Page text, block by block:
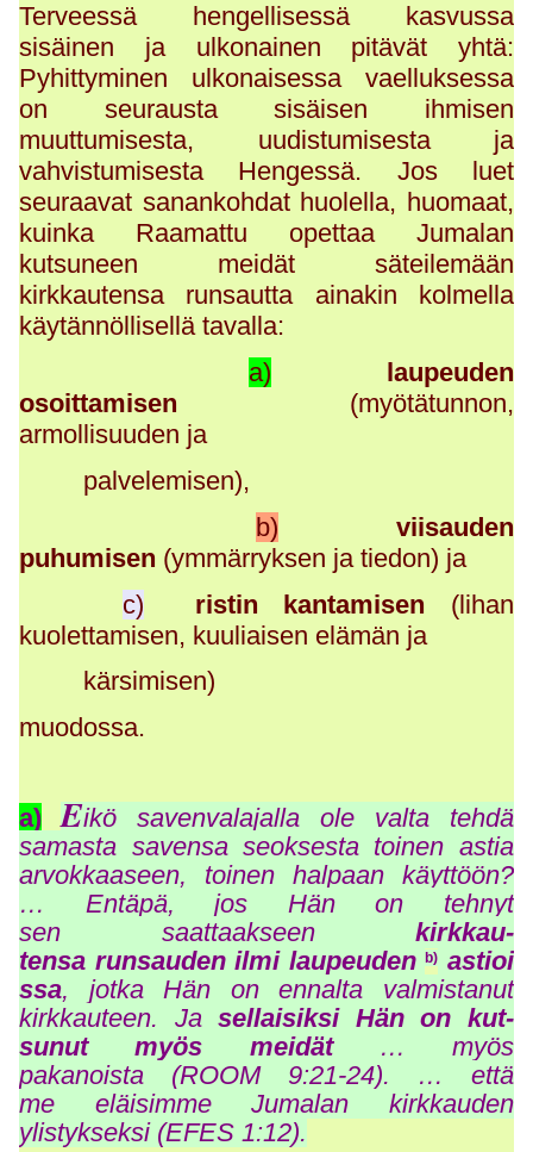
Terveessä hengellisessä kasvussa
sisäinen ja ulkonainen pitävät yhtä:
Pyhittyminen ulkonaisessa vaelluksessa
on seurausta sisäisen ihmisen
muuttumisesta, uudistumisesta ja
vahvistumisesta Hengessä. Jos luet
seuraavat sanankohdat huolella, huomaat,
kuinka Raamattu opettaa Jumalan
kutsuneen meidät säteilemään
kirkkautensa runsautta ainakin kolmella
käytännöllisellä tavalla:
a)
laupeuden
osoittamisen (myötätunnon,
armollisuuden ja
palvelemisen),
b)
viisauden
puhumisen (ymmärryksen ja tiedon) ja
c)
ristin kantamisen (lihan
kuolettamisen, kuuliaisen elämän ja
kärsimisen)
muodossa.
a) Eikö savenvalajalla ole valta tehdä
samasta savensa seoksesta toinen astia
arvokkaaseen, toinen halpaan käyttöön?
… Entäpä, jos Hän on tehnyt
sen saattaakseen kirkkau-
tensa runsauden ilmi laupeudenb) astioi
ssa, jotka Hän on ennalta valmistanut
kirkkauteen. Jasellaisiksi Hän on kut-
sunut myös meidät… myös
pakanoista (ROOM 9:21-24). … että
me eläisimme Jumalan kirkkauden
ylistykseksi (EFES 1:12).